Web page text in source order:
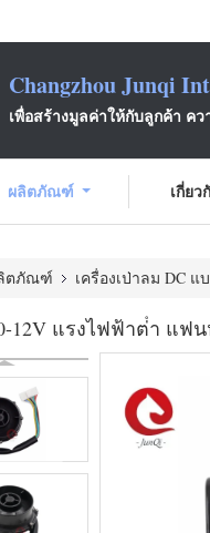
Changzhou Junqi
เพื่อสร้างมูลค่าให้กับลูกค้า ค
ผลิตภัณฑ์ เกี่ยว
ตภัณฑ์ เครื่องเป่าลม DC
12V แรงไฟฟ้าต่ํา แ